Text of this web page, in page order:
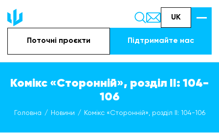
UK
Поточні проєкти Підтримайте наc
Комікс «Сторонній», розділ ІІ: 104-
106
Головна Новини Комікс «Сторонній», розділ ІІ: 104-106